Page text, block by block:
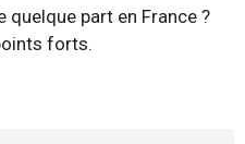
quelque part en France ?
forts.